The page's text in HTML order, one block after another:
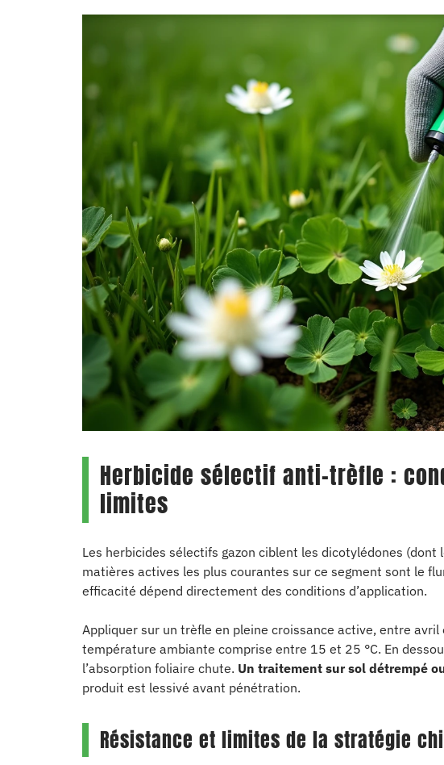
Herbicide sélectif anti-trèfle :
limites
Les herbicides sélectifs gazon ciblent les dicotylédones
matières actives les plus courantes sur ce segment sont le
efficacité dépend directement des conditions d’application.
Appliquer sur un trèfle en pleine croissance active, entre
température ambiante comprise entre 15 et 25 °C. En
l’absorption foliaire chute. Un traitement sur sol détrempé
produit est lessivé avant pénétration.
Résistance et limites de la stratégie